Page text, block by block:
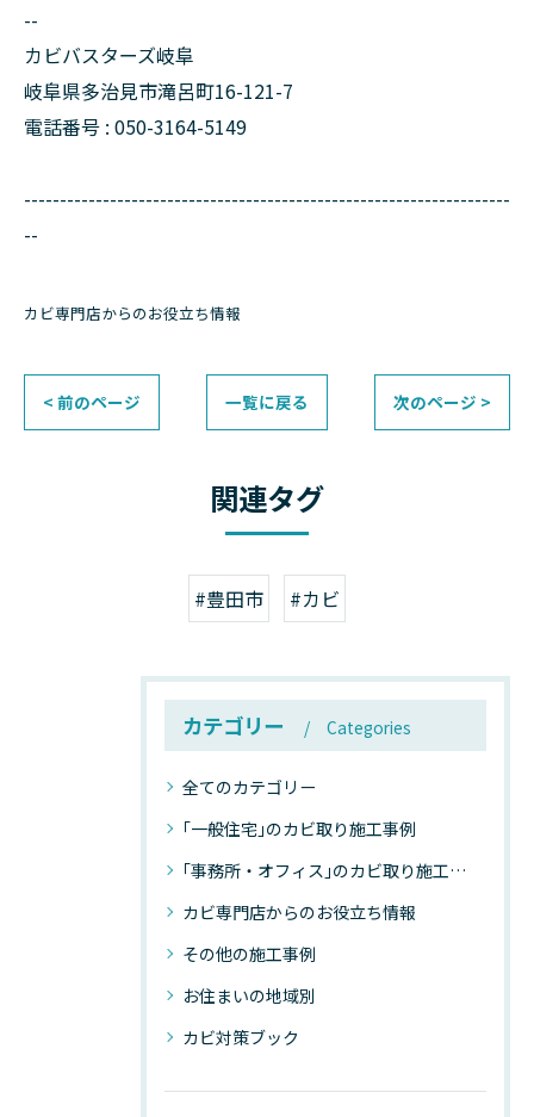
--
カビバスターズ岐阜
岐阜県多治見市滝呂町16-121-7
電話番号 : 050-3164-5149
--------------------------------------------------------------------
--
カビ専門店からのお役立ち情報
< 前のページ 一覧に戻る 次のページ >
関連タグ
#豊田市 #カビ
カテゴリー Categories
全てのカテゴリー
｢一般住宅｣のカビ取り施工事例
｢事務所・オフィス｣のカビ取り施工事例
カビ専門店からのお役立ち情報
その他の施工事例
お住まいの地域別
カビ対策ブック